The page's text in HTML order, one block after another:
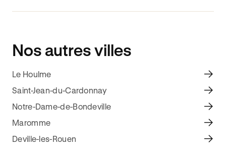
Nos autres villes
Le Houlme
Saint-Jean-du-Cardonnay
Notre-Dame-de-Bondeville
Maromme
Deville-les-Rouen